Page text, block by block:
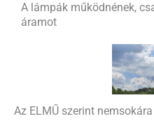
A lámpák működnének,
áramot
Az ELMŰ szerint